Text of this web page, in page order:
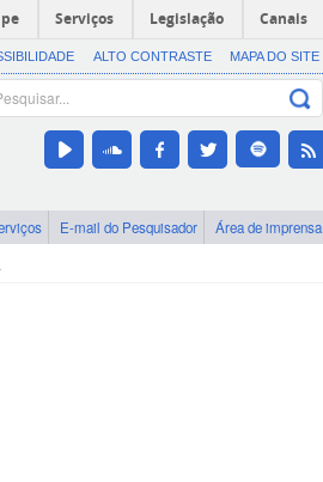
Serviços Legislação Canais
ALTO CONTRASTE MAPA DO SITE
E-mail do Pesquisador Área de imprensa